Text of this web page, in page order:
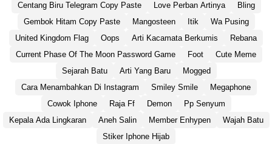
Centang Biru Telegram Copy Paste
Love Perban Artinya
Bling
Gembok Hitam Copy Paste
Mangosteen Itik
Wa Pusing
United Kingdom Flag
Oops Arti Kacamata Berkumis
Rebana
Current Phase Of The Moon Password Game
Foot
Cute Meme
Sejarah Batu
Arti Yang Baru
Mogged
Cara Menambahkan Di Instagram
Smiley Smile
Megaphone
Cowok Iphone
Raja Ff Demon
Pp Senyum
Kepala Ada Lingkaran
Aneh Salin Member Enhypen
Wajah Batu
Stiker Iphone Hijab